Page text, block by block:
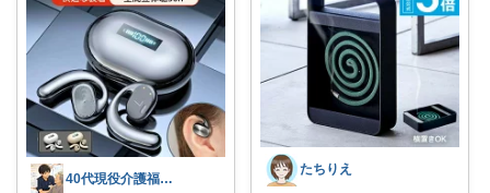
40代現役介護福祉士/仕事も休日も快適に
たちりえ